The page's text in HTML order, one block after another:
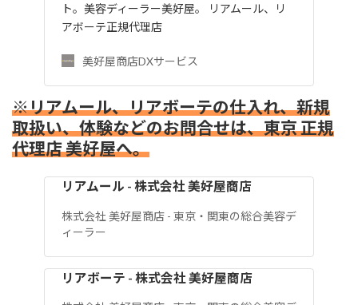
ト。美容ディーラー美好屋。 リアムール、リ
アボーテ正規代理店
美好屋商店DXサービス
※リアムール、リアボーテの仕入れ、新規
取扱い、体験などのお問合せは、東京 正規
代理店 美好屋へ。
リアムール - 株式会社 美好屋商店
株式会社 美好屋商店 - 東京・関東の総合美容デ
ィーラー
リアボーテ - 株式会社 美好屋商店